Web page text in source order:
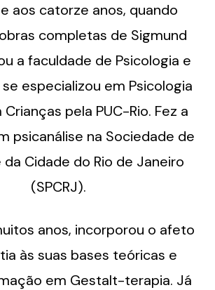
aos catorze anos, quando
completas de Sigmund
a faculdade de Psicologia e
especializou em Psicologia
pela PUC-Rio. Fez a
psicanálise na Sociedade de
da Cidade do Rio de Janeiro
(SPCRJ).
anos, incorporou o afeto
às suas bases teóricas e
em Gestalt-terapia. Já